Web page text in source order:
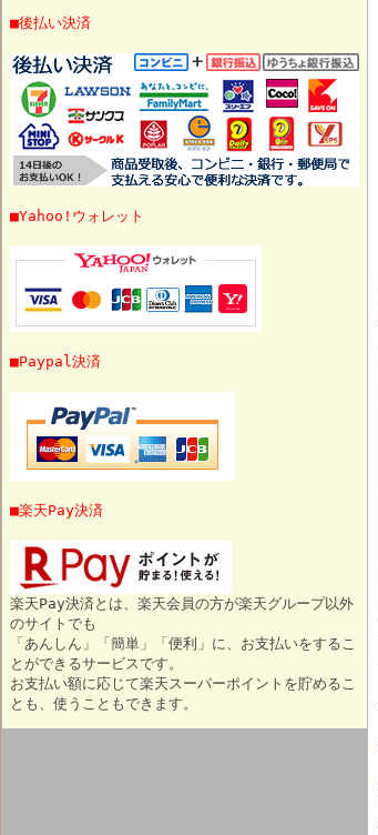
■後払い決済
■Yahoo!ウォレット
■Paypal決済
■楽天Pay決済
楽天Pay決済とは、楽天会員の方が楽天グループ以外
のサイトでも
「あんしん」「簡単」「便利」に、お支払いをするこ
とができるサービスです。
お支払い額に応じて楽天スーパーポイントを貯めるこ
とも、使うこともできます。